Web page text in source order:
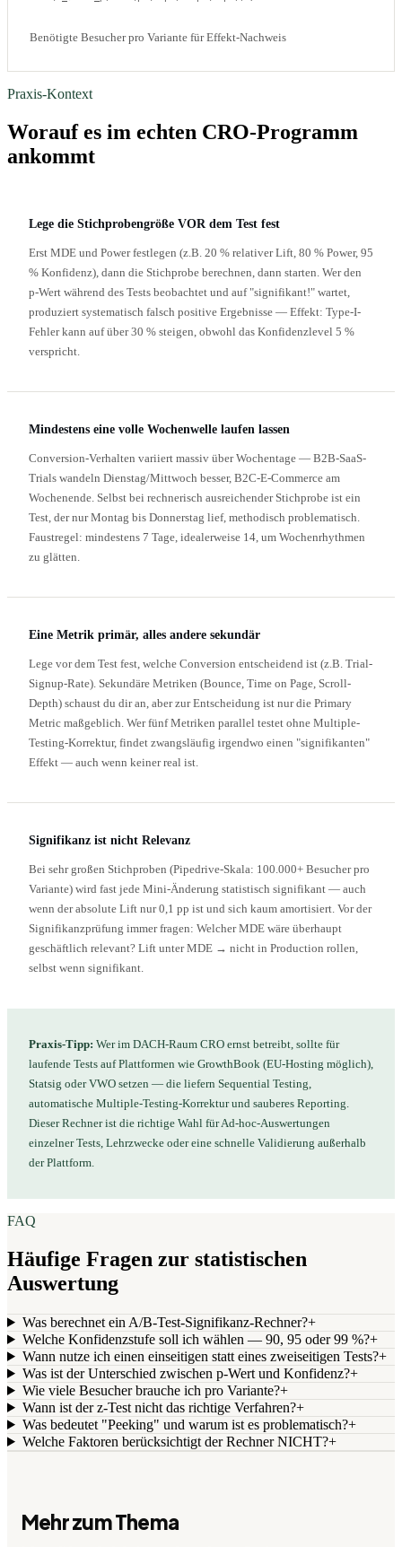
Benötigte Besucher pro Variante für Effekt-Nachweis
Praxis-Kontext
Worauf es im echten CRO-Programm
ankommt
Lege die Stichprobengröße VOR dem Test fest
Erst MDE und Power festlegen (z.B. 20 % relativer Lift, 80 % Power, 95
% Konfidenz), dann die Stichprobe berechnen, dann starten. Wer den
p-Wert während des Tests beobachtet und auf "signifikant!" wartet,
produziert systematisch falsch positive Ergebnisse — Effekt: Type-I-
Fehler kann auf über 30 % steigen, obwohl das Konfidenzlevel 5 %
verspricht.
Mindestens eine volle Wochenwelle laufen lassen
Conversion-Verhalten variiert massiv über Wochentage — B2B-SaaS-
Trials wandeln Dienstag/Mittwoch besser, B2C-E-Commerce am
Wochenende. Selbst bei rechnerisch ausreichender Stichprobe ist ein
Test, der nur Montag bis Donnerstag lief, methodisch problematisch.
Faustregel: mindestens 7 Tage, idealerweise 14, um Wochenrhythmen
zu glätten.
Eine Metrik primär, alles andere sekundär
Lege vor dem Test fest, welche Conversion entscheidend ist (z.B. Trial-
Signup-Rate). Sekundäre Metriken (Bounce, Time on Page, Scroll-
Depth) schaust du dir an, aber zur Entscheidung ist nur die Primary
Metric maßgeblich. Wer fünf Metriken parallel testet ohne Multiple-
Testing-Korrektur, findet zwangsläufig irgendwo einen "signifikanten"
Effekt — auch wenn keiner real ist.
Signifikanz ist nicht Relevanz
Bei sehr großen Stichproben (Pipedrive-Skala: 100.000+ Besucher pro
Variante) wird fast jede Mini-Änderung statistisch signifikant — auch
wenn der absolute Lift nur 0,1 pp ist und sich kaum amortisiert. Vor der
Signifikanzprüfung immer fragen: Welcher MDE wäre überhaupt
geschäftlich relevant? Lift unter MDE → nicht in Production rollen,
selbst wenn signifikant.
Praxis-Tipp: Wer im DACH-Raum CRO ernst betreibt, sollte für
laufende Tests auf Plattformen wie GrowthBook (EU-Hosting möglich),
Statsig oder VWO setzen — die liefern Sequential Testing,
automatische Multiple-Testing-Korrektur und sauberes Reporting.
Dieser Rechner ist die richtige Wahl für Ad-hoc-Auswertungen
einzelner Tests, Lehrzwecke oder eine schnelle Validierung außerhalb
der Plattform.
FAQ
Häufige Fragen zur statistischen
Auswertung
Was berechnet ein A/B-Test-Signifikanz-Rechner?+
Welche Konfidenzstufe soll ich wählen — 90, 95 oder 99 %?+
Wann nutze ich einen einseitigen statt eines zweiseitigen Tests?+
Was ist der Unterschied zwischen p-Wert und Konfidenz?+
Wie viele Besucher brauche ich pro Variante?+
Wann ist der z-Test nicht das richtige Verfahren?+
Was bedeutet "Peeking" und warum ist es problematisch?+
Welche Faktoren berücksichtigt der Rechner NICHT?+
Mehr zum Thema